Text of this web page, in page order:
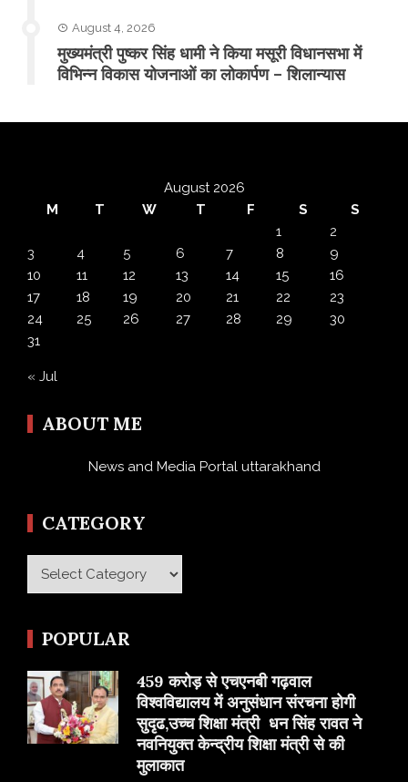
August 4, 2026
मुख्यमंत्री पुष्कर सिंह धामी ने किया मसूरी विधानसभा में
विभिन्न विकास योजनाओं का लोकार्पण – शिलान्यास
August 2026
M
T W T F S
S
1
2
3
4 5 6 7 8
9
10
11 12 13 14 15
16
17
18 19 20 21 22
23
24
25 26 27 28 29
30
31
« Jul
ABOUT ME
News and Media Portal uttarakhand
CATEGORY
Category
POPULAR
459 करोड़ से एचएनबी गढ़वाल
विश्वविद्यालय में अनुसंधान संरचना होगी
सुदृढ,उच्च शिक्षा मंत्री धन सिंह रावत ने
नवनियुक्त केन्द्रीय शिक्षा मंत्री से की
मुलाकात